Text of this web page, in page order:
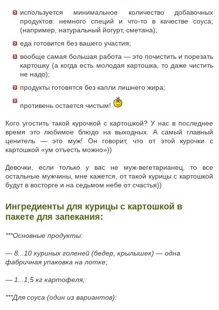
используется минимальное количество добавочных
продуктов: немного специй и что-то в качестве соуса;
(например, натуральный йогурт, сметана);
еда готовится без вашего участия;
вообще самая большая работа — это почистить и порезать
картошку (а когда есть молодая картошка, то даже чистить
не надо);
продукты готовятся без капли лишнего жира;
противень остается чистым!
Кого угостить такой курочкой с картошкой? У нас в последнее
время это любимое блюдо на выходных. А самый главный
ценитель — это муж! Он говорит, что от этой курочки с
картошкой «ум отъесть можно»))
Девочки, если только у вас не муж-вегетарианец, то все
остальные мужчины, мне кажется, от такой курицы с картошкой
будут в восторге и на седьмом небе от счастья))
Ингредиенты для курицы с картошкой в
пакете для запекания:
***Основные продукты:
— 8...10 куриных голеней (бедер, крылышек) — одна
фабричная упаковка на лотке;
— 1...1,5 кг картофеля;
***Для соуса (один из вариантов):